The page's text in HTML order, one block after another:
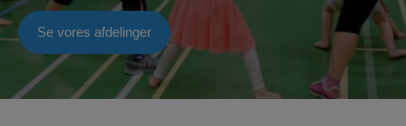
Se vores afdelinger